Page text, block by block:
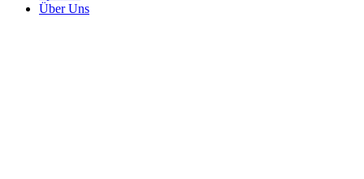
Über Uns